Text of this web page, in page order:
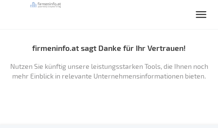
firmeninfo.at sagt Danke für Ihr Vertrauen!
Nutzen Sie künftig unsere leistungsstarken Tools, die Ihnen noch
mehr Einblick in relevante Unternehmensinformationen bieten.